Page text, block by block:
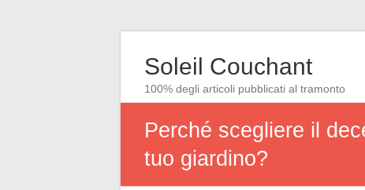
Soleil Couchant
100% degli articoli pubblicati al tramonto
Perché scegliere il
tuo giardino?